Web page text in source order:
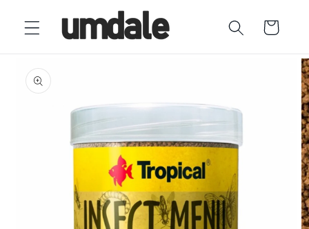
directamente
al contenido
Carrito
información